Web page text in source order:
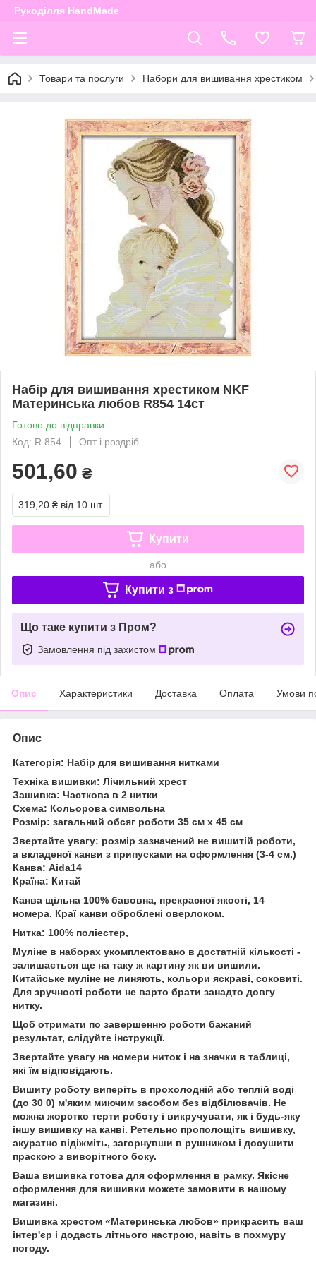
Рукоділля HandMade
Товари та послуги Набори для вишивання хрестиком
Набір для вишивання хрестиком NKF
Материнська любов R854 14ст
Готово до відправки
Код: R 854
Опт і роздріб
501,60 ₴
319,20 ₴ від 10 шт.
Купити
або
Купити з
Що таке купити з Пром?
Замовлення під захистом
Опис Характеристики Доставка Оплата Умови
Опис
Категорія: Набір для вишивання нитками
Техніка вишивки: Лічильний хрест
Зашивка: Часткова в 2 нитки
Схема: Кольорова символьна
Розмір: загальний обсяг роботи 35 см х 45 см
Звертайте увагу: розмір зазначений не вишитій роботи,
а вкладеної канви з припусками на оформлення (3-4 см.)
Канва: Aida14
Країна: Китай
Канва щільна 100% бавовна, прекрасної якості, 14
номера. Краї канви оброблені оверлоком.
Нитка: 100% поліестер,
Муліне в наборах укомплектовано в достатній кількості -
залишається ще на таку ж картину як ви вишили.
Китайське муліне не линяють, кольори яскраві, соковиті.
Для зручності роботи не варто брати занадто довгу
нитку.
Щоб отримати по завершенню роботи бажаний
результат, слідуйте інструкції.
Звертайте увагу на номери ниток і на значки в таблиці,
які їм відповідають.
Вишиту роботу виперіть в прохолодній або теплій воді
(до 30 0) м'яким миючим засобом без відбілювачів. Не
можна жорстко терти роботу і викручувати, як і будь-яку
іншу вишивку на канві. Ретельно прополощіть вишивку,
акуратно відіжміть, загорнувши в рушником і досушити
праскою з виворітного боку.
Ваша вишивка готова для оформлення в рамку. Якісне
оформлення для вишивки можете замовити в нашому
магазині.
Вишивка хрестом «Материнська любов» прикрасить ваш
інтер'єр і додасть літнього настрою, навіть в похмуру
погоду.